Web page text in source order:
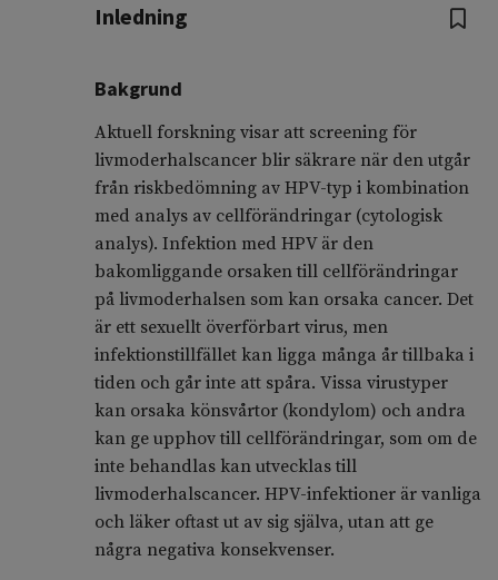
Inledning
Bakgrund
Aktuell forskning visar att screening för
livmoderhalscancer blir säkrare när den utgår
från riskbedömning av HPV-typ i kombination
med analys av cellförändringar (cytologisk
analys). Infektion med HPV är den
bakomliggande orsaken till cellförändringar
på livmoderhalsen som kan orsaka cancer. Det
är ett sexuellt överförbart virus, men
infektionstillfället kan ligga många år tillbaka i
tiden och går inte att spåra. Vissa virustyper
kan orsaka könsvårtor (kondylom) och andra
kan ge upphov till cellförändringar, som om de
inte behandlas kan utvecklas till
livmoderhalscancer. HPV-infektioner är vanliga
och läker oftast ut av sig själva, utan att ge
några negativa konsekvenser.